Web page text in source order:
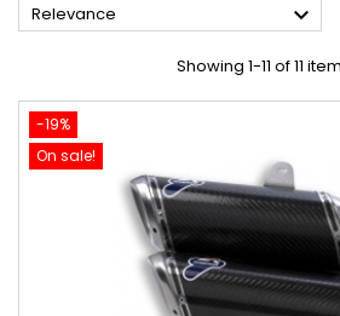
Relevance 
Showing 1-11 of 11
-19%
On sale!